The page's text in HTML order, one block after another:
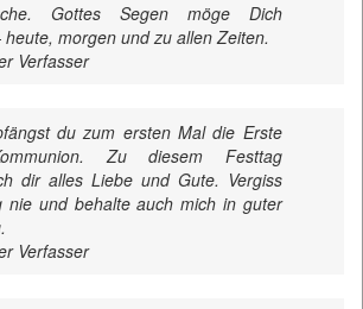
Gottes Segen möge Dich
morgen und zu allen Zeiten.
Verfasser
du zum ersten Mal die Erste
Zu diesem Festtag
dir alles Liebe und Gute. Vergiss
nie und behalte auch mich in guter
Verfasser